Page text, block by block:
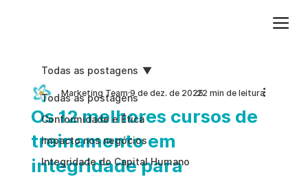
Todas as postagens
Conformidade e Ética
Impacto nos negócios
Integridade do Capital Humano
Todas as postagens
Os 12 melhores cursos de
treinamento em
integridade para
Marketing Team 9 de dez. de 202522 min de leitura